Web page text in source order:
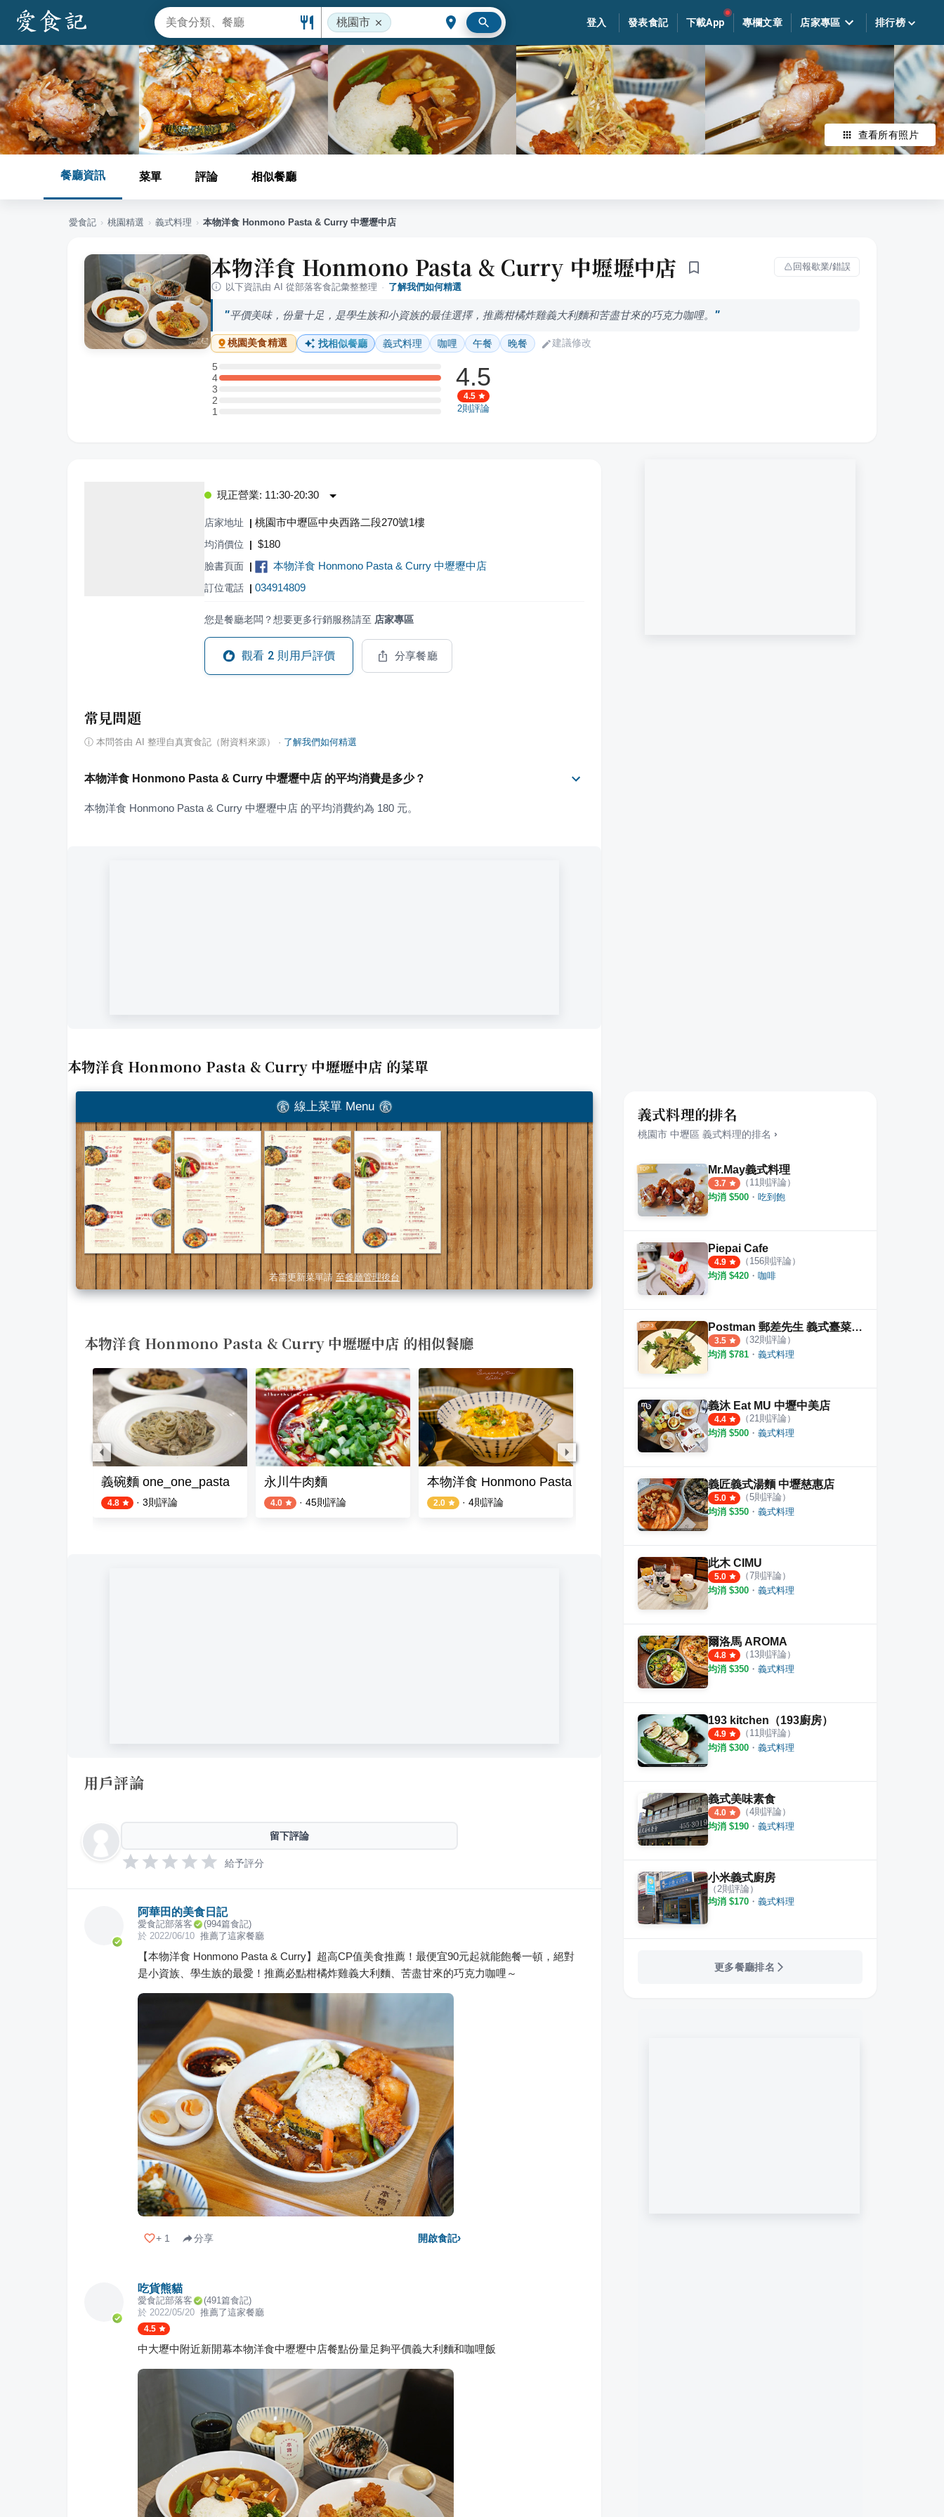
桃園市 登入 發表食記 下載App 專欄文章 店家專區 排行榜
查看所有照片
餐廳資訊 菜單 評論 相似餐廳
愛食記 › 桃園精選 › 義式料理 › 本物洋食 Honmono Pasta & Curry 中壢壢中店
本物洋食 Honmono Pasta & Curry 中壢壢中店
回報歇業/錯誤
以下資訊由 AI 從部落客食記彙整整理 · 了解我們如何精選
平價美味，份量十足，是學生族和小資族的最佳選擇，推薦柑橘炸雞義大利麵和苦盡甘來的巧克力咖哩。
桃園美食精選 找相似餐廳 義式料理 咖哩 午餐 晚餐 建議修改
5
5 星：0 則評論
4
4 星：1 則評論
3
3 星：0 則評論
2
2 星：0 則評論
11 星：0 則評論
4.5
4.5
2則評論
現正營業: 11:30-20:30
店家地址 | 桃園市中壢區中央西路二段270號1樓
均消價位 | $180
臉書頁面 | 本物洋食 Honmono Pasta & Curry 中壢壢中店
訂位電話 | 034914809
您是餐廳老闆？想要更多行銷服務請至 店家專區
觀看 2 則用戶評價 分享餐廳
常見問題
ⓘ 本問答由 AI 整理自真實食記（附資料來源） · 了解我們如何精選
本物洋食 Honmono Pasta & Curry 中壢壢中店 的平均消費是多少？
本物洋食 Honmono Pasta & Curry 中壢壢中店 的平均消費約為 180 元。
本物洋食 Honmono Pasta & Curry 中壢壢中店 的菜單
線上菜單 Menu
若需更新菜單請 至餐廳管理後台
本物洋食 Honmono Pasta & Curry 中壢壢中店 的相似餐廳
本家 中壢九和店義碗麵 one_one_pasta
4.8 · 3則評論
永川牛肉麵
4.0 · 45則評論
本物洋食 Honmono Pasta & Curry 內壢環中店
2.0 · 4則評論
本物洋食 Honmono Pasta & Curry
則評論
御田屋台
4.2
用戶評論
留下評論
給予評分
阿華田的美食日記
愛食記部落客 (994篇食記)
於 2022/06/10 推薦了這家餐廳
【本物洋食 Honmono Pasta & Curry】超高CP值美食推薦！最便宜90元起就能飽餐一頓，絕對
是小資族、學生族的最愛！推薦必點柑橘炸雞義大利麵、苦盡甘來的巧克力咖哩～
+ 1 分享 開啟食記›
吃貨熊貓
愛食記部落客 (491 篇食記)
於 2022/05/20 推薦了這家餐廳
4.5
中大壢中附近新開幕本物洋食中壢壢中店餐點份量足夠平價義大利麵和咖哩飯
義式料理的排名
桃園市 中壢區 義式料理的排名 ›
Mr.May義式料理
3.7 （ 11則評論）
均消 $500 ・ 吃到飽
Piepai Cafe
4.9 （ 156則評論）
均消 $420 ・ 咖啡
Postman 郵差先生 義式臺菜小餐館 義式餐酒館
3.5 （32則評論）
均消 $781 ・ 義式料理
義沐 Eat MU 中壢中美店
4.4 （21則評論）
均消 $500 ・ 義式料理
義匠義式湯麵 中壢慈惠店
5.0 （5則評論）
均消 $350 ・ 義式料理
此木 CIMU
5.0 （7則評論）
均消 $300 ・ 義式料理
爾洛馬 AROMA
4.8 （ 13則評論）
均消 $350 ・ 義式料理
193 kitchen（193廚房）
4.9 （ 11則評論）
均消 $300 ・ 義式料理
義式美味素食
4.0 （4則評論）
均消 $190 ・ 義式料理
小米義式廚房
（ 2則評論）
均消 $170 ・ 義式料理
更多餐廳排名